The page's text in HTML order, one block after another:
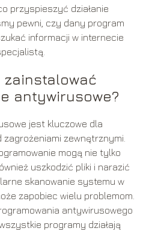
przyspieszyć działanie
pewni, czy dany program
informacji w internecie
zainstalować
antywirusowe?
jest kluczowe dla
zewnętrznymi.
mogą nie tylko
uszkodzić pliki i narazić
skanowanie systemu w
zapobiec wielu problemom.
antywirusowego
programy działają